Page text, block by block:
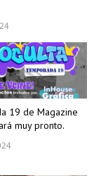
19 de Magazine
muy pronto.